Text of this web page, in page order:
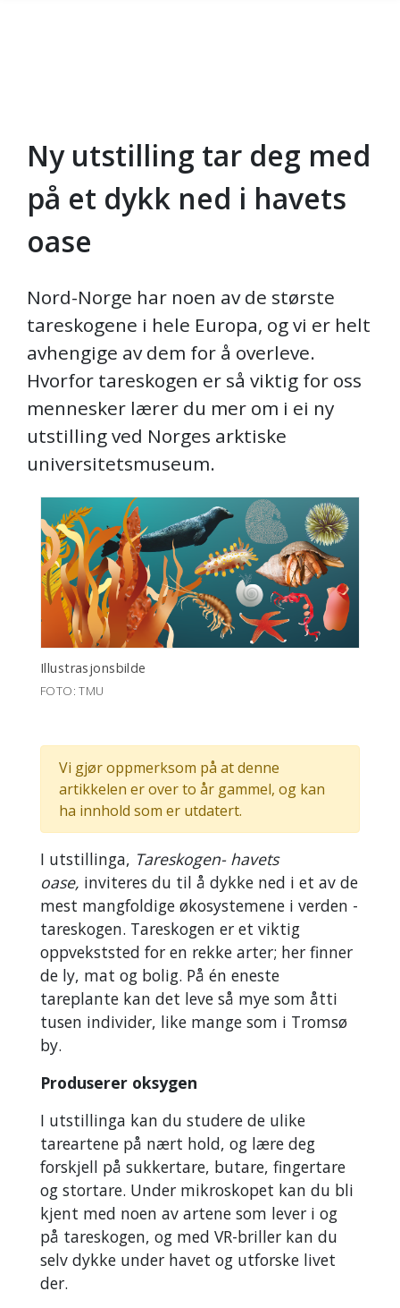
Gå til hovedinnhold
Ny utstilling tar deg med
på et dykk ned i havets
oase
Nord-Norge har noen av de største
tareskogene i hele Europa, og vi er helt
avhengige av dem for å overleve.
Hvorfor tareskogen er så viktig for oss
mennesker lærer du mer om i ei ny
utstilling ved Norges arktiske
universitetsmuseum.
Illustrasjonsbilde
FOTO: TMU
Vi gjør oppmerksom på at denne
artikkelen er over to år gammel, og kan
ha innhold som er utdatert.
I utstillinga, Tareskogen- havets
oase, inviteres du til å dykke ned i et av de
mest mangfoldige økosystemene i verden -
tareskogen. Tareskogen er et viktig
oppvekststed for en rekke arter; her finner
de ly, mat og bolig. På én eneste
tareplante kan det leve så mye som åtti
tusen individer, like mange som i Tromsø
by.
Produserer oksygen
I utstillinga kan du studere de ulike
tareartene på nært hold, og lære deg
forskjell på sukkertare, butare, fingertare
og stortare. Under mikroskopet kan du bli
kjent med noen av artene som lever i og
på tareskogen, og med VR-briller kan du
selv dykke under havet og utforske livet
der.